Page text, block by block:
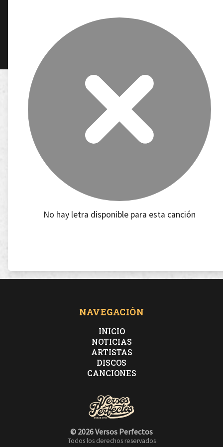
No hay letra disponible para esta canción
NAVEGACIÓN
INICIO
NOTICIAS
ARTISTAS
DISCOS
CANCIONES
© 2026 Versos Perfectos
Todos los derechos reservados